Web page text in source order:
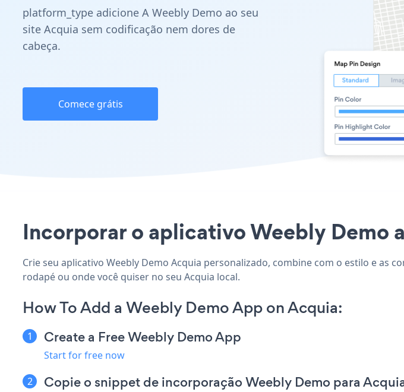
platform_type adicione A Weebly Demo ao seu
site Acquia sem codificação nem dores de
cabeça.
Comece grátis
Incorporar o aplicativo Weebly Demo
Crie seu aplicativo Weebly Demo Acquia personalizado, combine com o estilo e as
rodapé ou onde você quiser no seu Acquia local.
How To Add a Weebly Demo App on Acquia:
Create a Free Weebly Demo App
Start for free now
Copie o snippet de incorporação Weebly Demo para